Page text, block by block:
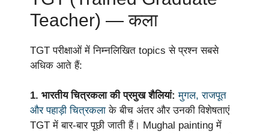
Teacher) — कला
TGT परीक्षाओं में निम्नलिखित topics से प्रश्न सबसे
अधिक आते हैं:
1. भारतीय चित्रकला की प्रमुख शैलियां: मुगल, राजपूत
और पहाड़ी चित्रकला के बीच अंतर और उनकी विशेषताएं
TGT में बार-बार पूछी जाती हैं। Mughal painting में